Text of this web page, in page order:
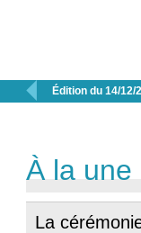
 Édition du 14/12/
À la une
La